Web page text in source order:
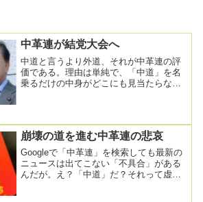
中革連が結党大会へ
中道と言うより外道、それが中革連の評
価である。理由は単純で、「中道」を名
乗るだけの中身がどこにも見当たらない
崩壊の道を進む中革連の悲哀
Googleで「中革連」を検索しても最新の
ニュースは出てこない「不具合」がある
んだが。え？「中道」だ？それって虚偽